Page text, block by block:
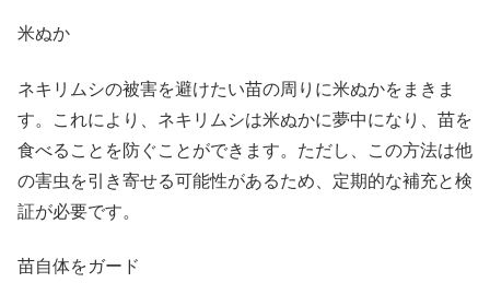
米ぬか
ネキリムシの被害を避けたい苗の周りに米ぬかをまきま
す。これにより、ネキリムシは米ぬかに夢中になり、苗を
食べることを防ぐことができます。ただし、この方法は他
の害虫を引き寄せる可能性があるため、定期的な補充と検
証が必要です。
苗自体をガード